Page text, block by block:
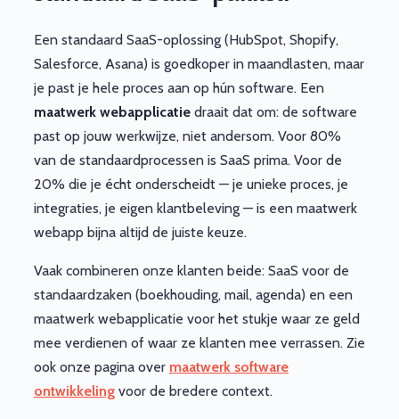
Een standaard SaaS-oplossing (HubSpot, Shopify,
Salesforce, Asana) is goedkoper in maandlasten, maar
je past je hele proces aan op hún software. Een
maatwerk webapplicatie draait dat om: de software
past op jouw werkwijze, niet andersom. Voor 80%
van de standaardprocessen is SaaS prima. Voor de
20% die je écht onderscheidt — je unieke proces, je
integraties, je eigen klantbeleving — is een maatwerk
webapp bijna altijd de juiste keuze.
Vaak combineren onze klanten beide: SaaS voor de
standaardzaken (boekhouding, mail, agenda) en een
maatwerk webapplicatie voor het stukje waar ze geld
mee verdienen of waar ze klanten mee verrassen. Zie
ook onze pagina over maatwerk software
ontwikkeling voor de bredere context.